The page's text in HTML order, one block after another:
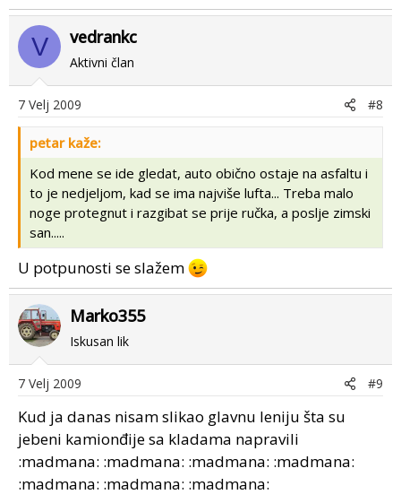
V vedrankc
Aktivni član
7 Velj 2009 #8
petar kaže:
Kod mene se ide gledat, auto obično ostaje na asfaltu i
to je nedjeljom, kad se ima najviše lufta... Treba malo
noge protegnut i razgibat se prije ručka, a poslje zimski
san.....
U potpunosti se slažem
Marko355
Iskusan lik
7 Velj 2009 #9
Kud ja danas nisam slikao glavnu leniju šta su
jebeni kamionđije sa kladama napravili
:madmana: :madmana: :madmana: :madmana:
:madmana: :madmana: :madmana: